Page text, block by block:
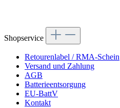
Shopservice
Retourenlabel / RMA-Schein
Versand und Zahlung
AGB
Batterieentsorgung
EU-BattV
Kontakt